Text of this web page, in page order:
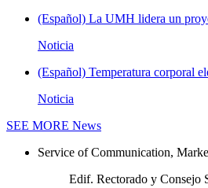
(Español) La UMH lidera un
Noticia
(Español) Temperatura corporal
Noticia
SEE MORE News
Service of Communication,
Edif. Rectorado y Consejo